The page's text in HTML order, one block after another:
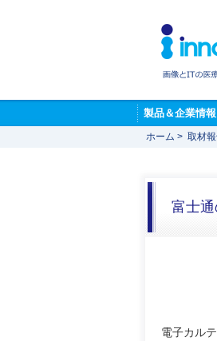
製品＆企業情報
ホーム > 取材
富士
電子カル